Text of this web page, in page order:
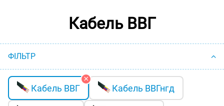
Кабель ВВГ
ФІЛЬТР
Кабель ВВГ Кабель ВВГнгд